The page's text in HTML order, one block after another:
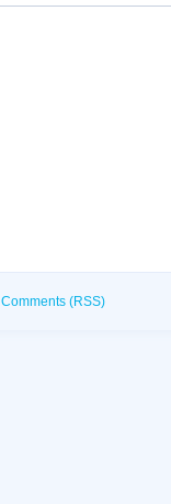
Comments (RSS)